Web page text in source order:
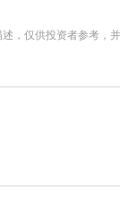
，仅供投资者参考，